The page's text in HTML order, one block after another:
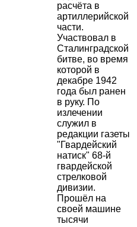
расчёта в
артиллерийской
части.
Участвовал в
Сталинградской
битве, во время
которой в
декабре 1942
года был ранен
в руку. По
излечении
служил в
редакции газеты
"Гвардейский
натиск" 68-й
гвардейской
стрелковой
дивизии.
Прошёл на
своей машине
тысячи